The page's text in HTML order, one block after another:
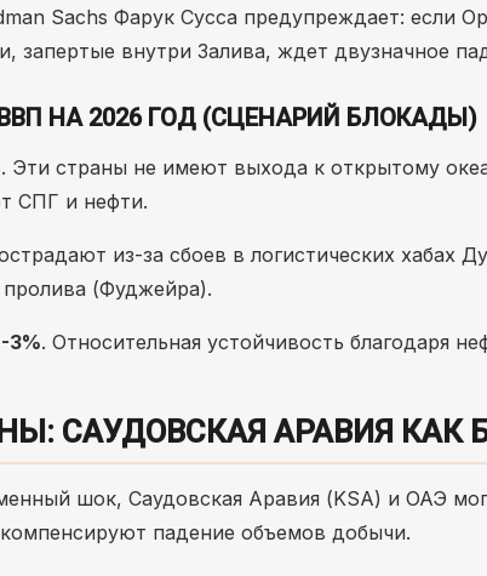
Sachs Фарук Сусса предупреждает: если
запертые внутри Залива, ждет двузначное
НА 2026 ГОД (СЦЕНАРИЙ БЛОКАДЫ)
. Эти страны не имеют выхода к открытому
СПГ и нефти.
из-за сбоев в логистических хабах
(Фуджейра).
-3%. Относительная устойчивость благодаря
САУДОВСКАЯ АРАВИЯ КАК
шок, Саудовская Аравия (KSA) и ОАЭ
падение объемов добычи.